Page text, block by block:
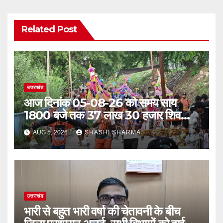
Related Post
उत्तराखंड
आज दिनांक 05-08-26 को समय साय
1800 बजे तक 37 लाख 30 हजार शिव
भक्त जल लेकर अपने गंतव्य को प्रस्थान कर
चुके
AUG 5, 2026 SHASHI SHARMA
उत्तराखंड
भारी से बहुत भारी वर्षा की चेतावनी के बीच